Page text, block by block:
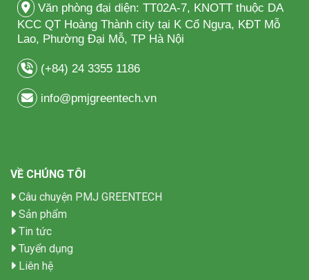
Văn phòng đại diện: TT02A-7, KNOTT thuộc DA
KCC QT Hoàng Thành city tại K Cổ Ngựa, KĐT Mỗ
Lao, Phường Đại Mỗ, TP Hà Nội
(+84) 24 3355 1186
info@pmjgreentech.vn
VỀ CHÚNG TÔI
Câu chuyện PMJ GREENTECH
Sản phẩm
Tin tức
Tuyển dụng
Liên hệ